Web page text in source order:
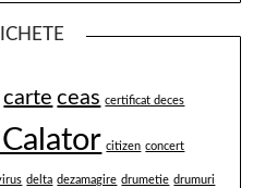
carte ceas certificat deces
citizen concert
delta dezamagire drumetie drumuri